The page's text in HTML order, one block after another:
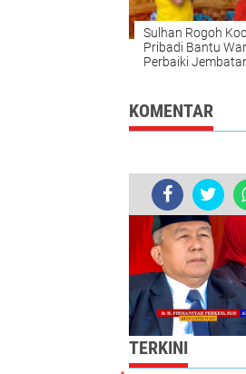
Sulhan Rogoh
Pribadi Bantu
Perbaiki
KOMENTAR
TERKINI